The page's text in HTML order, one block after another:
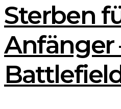
Sterben
Anfänger